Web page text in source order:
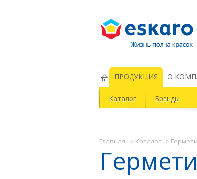
ПРОДУКЦИЯ О
Каталог Бренды
Главная Каталог